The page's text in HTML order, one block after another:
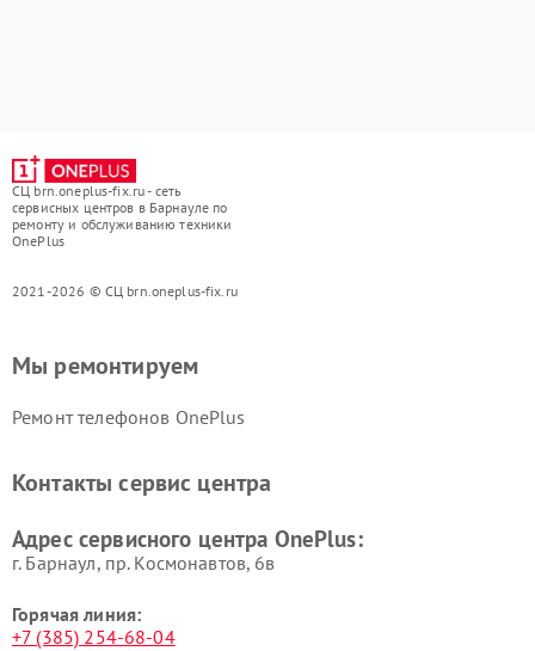
СЦ brn.oneplus-fix.ru - сеть
сервисных центров в Барнауле по
ремонту и обслуживанию техники
OnePlus
2021-2026 © СЦ brn.oneplus-fix.ru
Мы ремонтируем
Ремонт телефонов OnePlus
Контакты сервис центра
Адрес сервисного центра OnePlus:
г. Барнаул, ​пр. Космонавтов, 6в
Горячая линия:
+7 (385) 254-68-04